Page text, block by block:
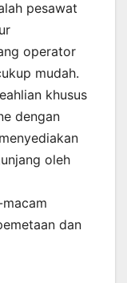
pesawat
operator
mudah.
khusus
dengan
oleh
dan